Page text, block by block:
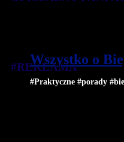
Wszystko o
#Praktyczne #porady
#REKLAMA